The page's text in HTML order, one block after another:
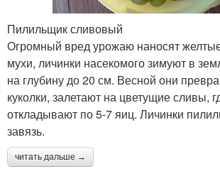
Пилильщик сливовый
Огромный вред урожаю наносят
мухи, личинки насекомого зимуют в
на глубину до 20 см. Весной они
куколки, залетают на цветущие сливы,
откладывают по 5-7 яиц. Личинки
завязь.
читать дальше →